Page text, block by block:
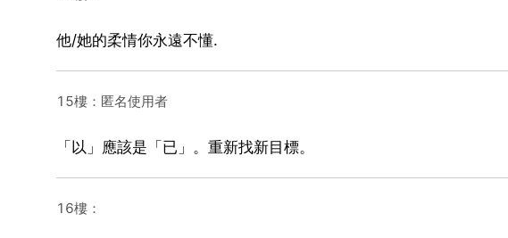
他/她的柔情你永遠不懂.
15樓：匿名使用者
「以」應該是「已」。重新找新目標。
16樓：